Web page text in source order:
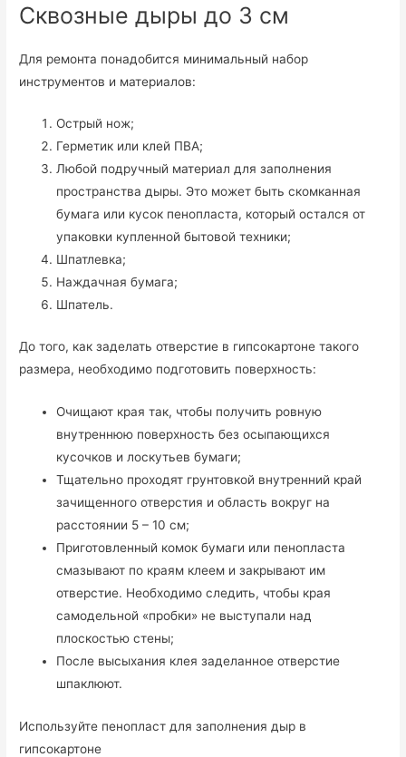
Сквозные дыры до 3 см
Для ремонта понадобится минимальный набор
инструментов и материалов:
Острый нож;
Герметик или клей ПВА;
Любой подручный материал для заполнения
пространства дыры. Это может быть скомканная
бумага или кусок пенопласта, который остался от
упаковки купленной бытовой техники;
Шпатлевка;
Наждачная бумага;
Шпатель.
До того, как заделать отверстие в гипсокартоне такого
размера, необходимо подготовить поверхность:
Очищают края так, чтобы получить ровную
внутреннюю поверхность без осыпающихся
кусочков и лоскутьев бумаги;
Тщательно проходят грунтовкой внутренний край
зачищенного отверстия и область вокруг на
расстоянии 5 – 10 см;
Приготовленный комок бумаги или пенопласта
смазывают по краям клеем и закрывают им
отверстие. Необходимо следить, чтобы края
самодельной «пробки» не выступали над
плоскостью стены;
После высыхания клея заделанное отверстие
шпаклюют.
Используйте пенопласт для заполнения дыр в
гипсокартоне